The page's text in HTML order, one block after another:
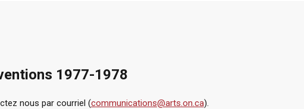
1977-1978
nous par courriel (communications@arts.on.ca).